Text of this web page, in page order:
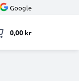
Google
0,00 kr